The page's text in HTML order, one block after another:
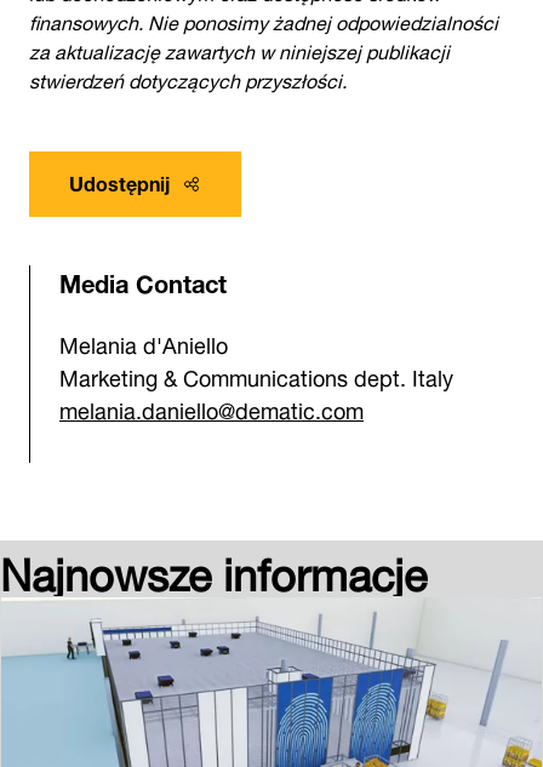
finansowych. Nie ponosimy żadnej odpowiedzialności
za aktualizację zawartych w niniejszej publikacji
stwierdzeń dotyczących przyszłości.
Udostępnij
Media Contact
Melania d'Aniello
Marketing & Communications dept. Italy
melania.daniello@dematic.com
Najnowsze informacje